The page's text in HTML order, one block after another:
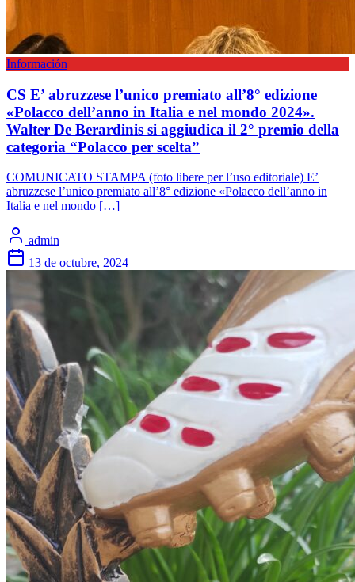
Información
CS E’ abruzzese l’unico premiato all’8° edizione
«Polacco dell’anno in Italia e nel mondo 2024».
Walter De Berardinis si aggiudica il 2° premio della
categoria “Polacco per scelta”
COMUNICATO STAMPA (foto libere per l’uso editoriale) E’
abruzzese l’unico premiato all’8° edizione «Polacco dell’anno in
Italia e nel mondo […]
admin
13 de octubre, 2024